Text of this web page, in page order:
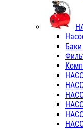
Баки